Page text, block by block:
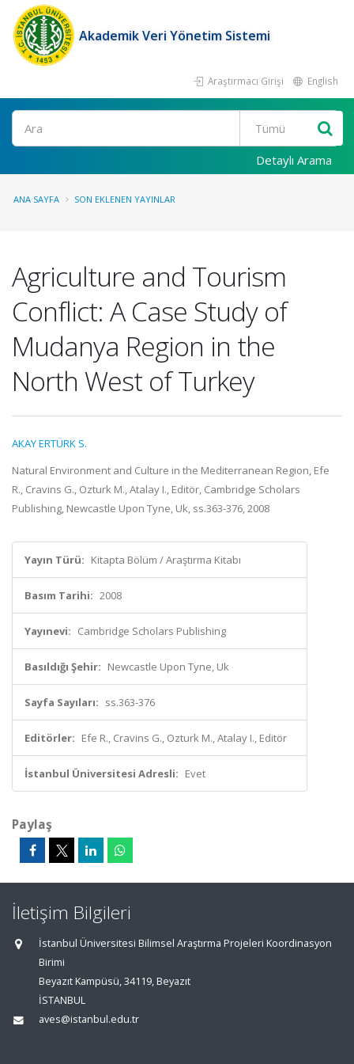
Akademik Veri Yönetim Sistemi
Araştırmacı Girişi English
Ara
Detaylı Arama
ANA SAYFA SON EKLENEN YAYINLAR
Agriculture and Tourism
Conflict: A Case Study of
Mudanya Region in the
North West of Turkey
AKAY ERTÜRK S.
Natural Environment and Culture in the Mediterranean Region, Efe
R., Cravins G., Ozturk M., Atalay I., Editör, Cambridge Scholars
Publishing, Newcastle Upon Tyne, Uk, ss.363-376, 2008
Yayın Türü: Kitapta Bölüm / Araştırma Kitabı
Basım Tarihi: 2008
Yayınevi: Cambridge Scholars Publishing
Basıldığı Şehir: Newcastle Upon Tyne, Uk
Sayfa Sayıları: ss.363-376
Editörler: Efe R., Cravins G., Ozturk M., Atalay I., Editör
İstanbul Üniversitesi Adresli: Evet
Paylaş
İletişim Bilgileri
İstanbul Üniversitesi Bilimsel Araştırma Projeleri Koordinasyon
Birimi
Beyazıt Kampüsü, 34119, Beyazıt
İSTANBUL
aves@istanbul.edu.tr